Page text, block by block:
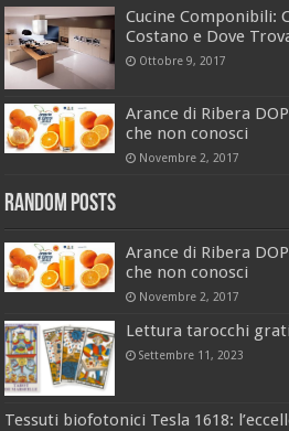
Cucine Componibili:
Costano e Dove
Ottobre 9, 2017
Arance di Ribera
che non conosci
Novembre 2, 2017
Random Posts
Arance di Ribera
che non conosci
Novembre 2, 2017
Lettura tarocchi
Settembre 11, 2023
Tessuti biofotonici Tesla 1618: